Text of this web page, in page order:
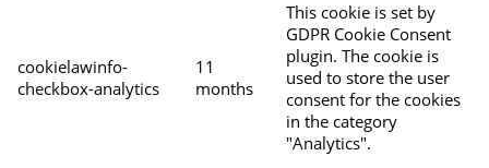
cookielawinfo-
checkbox-analytics
11
months
This cookie is set by
GDPR Cookie Consent
plugin. The cookie is
used to store the user
consent for the cookies
in the category
"Analytics".